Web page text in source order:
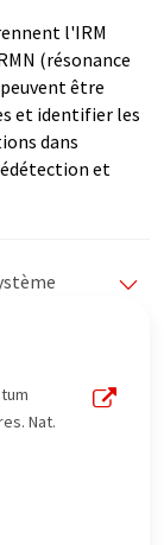
l'IRM
(résonance
être
et identifier les
dans
et
possible
ou
peut être
Nat.